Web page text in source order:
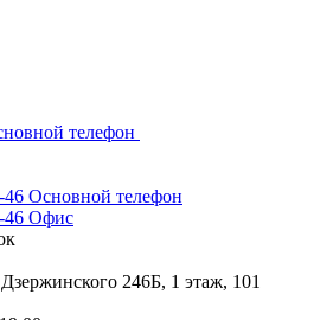
телефон
46 Основной телефон
46 Офис
246Б, 1 этаж, 101